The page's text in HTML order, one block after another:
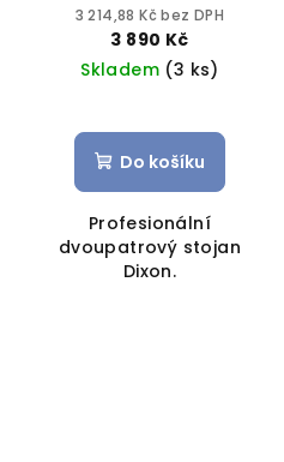
3 214,88 Kč bez DPH
3 890 Kč
Skladem (3 ks)
Do košíku
Profesionální
dvoupatrový stojan
Dixon.